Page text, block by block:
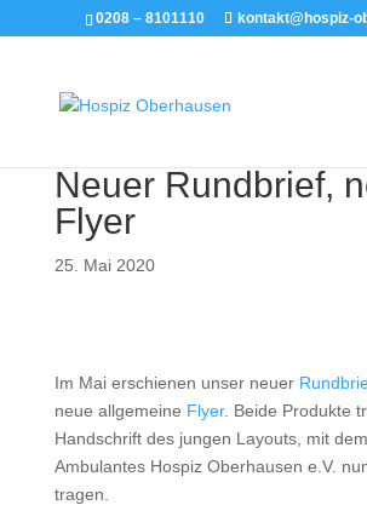
0208 – 8101110 kontakt@hospiz-
Neuer Rundbrief,
Flyer
25. Mai 2020
Im Mai erschienen unser neuer
neue allgemeine Flyer. Beide Produkte
Handschrift des jungen Layouts, mit
Ambulantes Hospiz Oberhausen e.V.
tragen.